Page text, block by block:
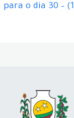
o dia 30 –